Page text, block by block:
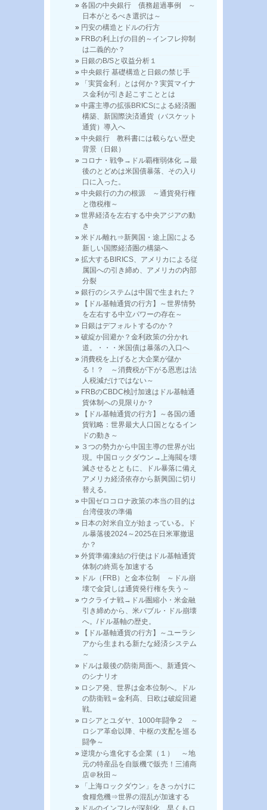
各国の中央銀行 債務超過事例 ～
日本がとるべき選択は～
円安の構造とドルの行方
FRBの利上げの目的～インフレ抑制
は二義的か？
日銀のB/Sと収益分析１
中央銀行 基礎構造と日銀の禁じ手
「実質金利」とは何か？実質マイナ
ス金利が引き起こすこととは
中露主導の拡張BRICSによる経済圏
構築、新国際決済通貨（バスケット
通貨）導入へ
中央銀行 教科書には載らない歴史
背景（日銀）
コロナ・戦争→ドル覇権弱体化 →最
後のとどめは米国債暴落、その入り
口に入った。
中央銀行の力の根源 ～通貨発行権
と徴税権～
世界経済を左右する中央アジアの動
き
米ドル離れ⇒新興国・途上国による
新しい国際経済圏の構築へ
拡大するBIRICS、アメリカによる従
属国への引き締め、アメリカの内部
分裂
銀行のシステムは中国で生まれた？
【ドル基軸通貨の行方】～世界情勢
を左右する中立パワーの存在～
日銀はデフォルトするのか？
破綻か回避か？金利政策の分かれ
道。・・・米国債は暴落の入口へ
消費税を上げると大企業が儲か
る！？ ～消費税が下がる恩恵は法
人税減だけではない～
FRBのCBDC検討加速はドル基軸通
貨体制への見限りか？
【ドル基軸通貨の行方】～各国の通
貨戦略：世界最大人口国となるイン
ドの動き～
３つの勢力から中国主導の世界が出
現。中国ロックダウン→上海閥を壊
滅させるとともに、ドル暴落に備え
アメリカ経済依存から新興国に切り
替える。
中国ゼロコロナ政策の本当の目的は
台湾侵攻の準備
日本の対米自立が始まっている。ド
ル暴落後2024～2025在日米軍撤退
か？
外貨準備凍結の行使はドル基軸通貨
体制の終焉を加速する
ドル（FRB）と金本位制 ～ドル崩
壊で金貸しは通貨発行権を失う～
ウクライナ戦→ドル圏縮小・米金融
引き締めから、米バブル・ドル崩壊
へ。/ドル基軸の歴史。
【ドル基軸通貨の行方】～ユーラシ
アから生まれる新たな経済システム
～
ドルは最後の防衛局面へ、新通貨へ
のシナリオ
ロシア発、世界は金本位制へ。ドル
の防衛戦＝金利高、日欧は破綻回避
戦。
ロシアとユダヤ、1000年闘争２ ～
ロシア革命以降、中枢の支配を巡る
闘争～
逆境から進化する企業（１） ～地
元の特産品を自販機で販売！三浦商
店＠秋田～
「上海ロックダウン」をきっかけに
食糧危機⇒世界の混乱が加速する
ドルのインフレが深刻化 早くもロ